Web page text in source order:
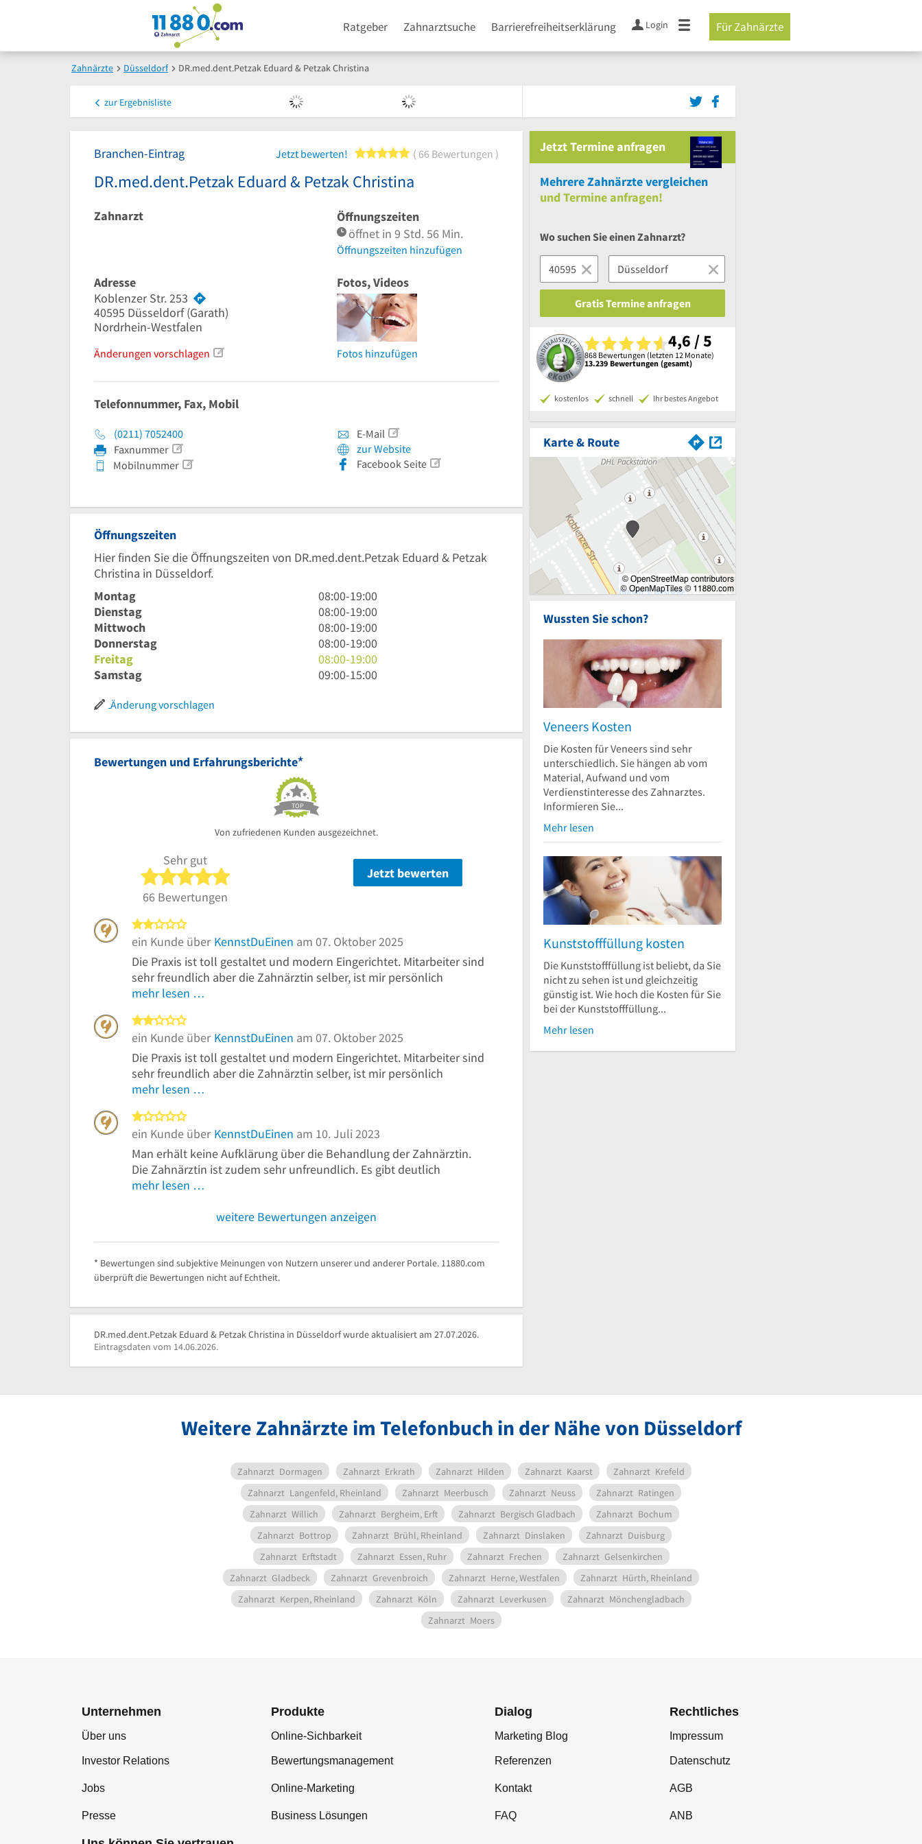
Ratgeber Zahnarztsuche Barrierefreiheitserklärung Login Für Zahnärzte
Zahnärzte Düsseldorf DR.med.dent.Petzak Eduard & Petzak Christina
zur Ergebnisliste
Branchen-Eintrag Jetzt bewerten! 5 von 5 Sternen
66 Bewertungen
DR.med.dent.Petzak Eduard & Petzak Christina
Zahnarzt
Öffnungszeiten
öffnet in 9 Std. 56 Min.
Öffnungszeiten hinzufügen
Adresse
Koblenzer Str. 253
40595 Düsseldorf(Garath)
Nordrhein-Westfalen
Änderungen vorschlagen
Fotos, Videos
Fotos hinzufügen
Telefonnummer, Fax, Mobil
(0211) 7052400
Faxnummer
Mobilnummer
E-Mail
zur Website
Facebook Seite
Öffnungszeiten
Hier finden Sie die Öffnungszeiten von DR.med.dent.Petzak Eduard & Petzak
Christina in Düsseldorf.
Montag
8
Uhr
bis
19
Uhr
08:00-19:00
Dienstag
8
Uhr
bis
19
Uhr
08:00-19:00
Mittwoch
8
Uhr
bis
19
08:00-19:00
Donnerstag
8
Uhr
bis
08:00-19:00
Freitag
8
Uhr
08:00-19:00
Samstag
9
Uhr
09:00-15:00
Änderung vorschlagen
Bewertungen und Erfahrungsberichte*
TOP
Von zufriedenen Kunden ausgezeichnet.
Sehr gut
5 von 5 Sternen
66 Bewertungen
Jetzt bewerten
ein Kunde über KennstDuEinen am 07. Oktober 2025
Die Praxis ist toll gestaltet und modern Eingerichtet. Mitarbeiter sind
sehr freundlich aber die Zahnärztin selber, ist mir persönlich
mehr lesen …
ein Kunde über KennstDuEinen am 07. Oktober 2025
Die Praxis ist toll gestaltet und modern Eingerichtet. Mitarbeiter sind
sehr freundlich aber die Zahnärztin selber, ist mir persönlich
mehr lesen …
ein Kunde über KennstDuEinen am 10. Juli 2023
Man erhält keine Aufklärung über die Behandlung der Zahnärztin.
Die Zahnärztin ist zudem sehr unfreundlich. Es gibt deutlich
mehr lesen …
weitere Bewertungen anzeigen
* Bewertungen sind subjektive Meinungen von Nutzern unserer und anderer Portale. 11880.com
überprüft die Bewertungen nicht auf Echtheit.
DR.med.dent.Petzak Eduard & Petzak Christina in Düsseldorf wurde aktualisiert am 27.07.2026.
Eintragsdaten vom 14.06.2026.
JetztTermine anfragen
MehrereZahnärzte vergleichen
undTermine anfragen!
Wo suchen Sie einen Zahnarzt?
Gratis Termine anfragen
4,6 / 5
868 Bewertungen (letzten 12 Monate)
13.239 Bewertungen (gesamt)
kostenlos schnell Ihr bestes Angebot
Karte & Route
Wussten Sie schon?
Veneers Kosten
Die Kosten für Veneers sind sehr
unterschiedlich. Sie hängen ab vom
Material, Aufwand und vom
Verdienstinteresse des Zahnarztes.
Informieren Sie...
Mehr lesen
Kunststofffüllung kosten
Die Kunststofffüllung ist beliebt, da Sie
nicht zu sehen ist und gleichzeitig
günstig ist. Wie hoch die Kosten für Sie
bei der Kunststofffüllung...
Mehr lesen
Weitere Zahnärzte im Telefonbuch in der Nähe von Düsseldorf
Zahnarzt Dormagen Zahnarzt Erkrath Zahnarzt Hilden Zahnarzt Kaarst Zahnarzt Krefeld
Zahnarzt Langenfeld, Rheinland Zahnarzt Meerbusch Zahnarzt Neuss Zahnarzt Ratingen
Zahnarzt Willich Zahnarzt Bergheim, Erft Zahnarzt Bergisch Gladbach Zahnarzt Bochum
Zahnarzt Bottrop Zahnarzt Brühl, Rheinland Zahnarzt Dinslaken Zahnarzt Duisburg
Zahnarzt Erftstadt Zahnarzt Essen, Ruhr Zahnarzt Frechen Zahnarzt Gelsenkirchen
Zahnarzt Gladbeck Zahnarzt Grevenbroich Zahnarzt Herne, Westfalen Zahnarzt Hürth, Rheinland
Zahnarzt Kerpen, Rheinland Zahnarzt Köln Zahnarzt Leverkusen Zahnarzt Mönchengladbach
Zahnarzt Moers
Unternehmen
Über uns
Investor Relations
Jobs
Presse
Produkte
Online-Sichbarkeit
Bewertungsmanagement
Online-Marketing
Business Lösungen
Dialog
Marketing Blog
Referenzen
Kontakt
FAQ
Rechtliches
Impressum
Datenschutz
AGB
ANB